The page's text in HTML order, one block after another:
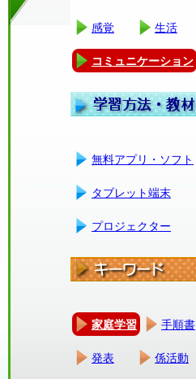
感覚 生活
コミュニケーション
無料アプリ・ソフト
タブレット端末
プロジェクター
家庭学習 手順書
発表 係活動